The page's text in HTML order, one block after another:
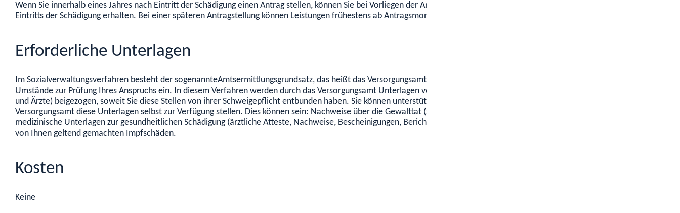
Wenn Sie innerhalb eines Jahres nach Eintritt der Schädigung einen Antrag stellen, können Sie bei Vorliegen der Anspruchsvoraussetzungen Leistungen ab dem Zeitpunkt des
Eintritts der Schädigung erhalten. Bei einer späteren Antragstellung können Leistungen frühestens ab Antragsmonat gewährt werden.
Erforderliche Unterlagen
Im Sozialverwaltungsverfahren besteht der sogenannteAmtsermittlungsgrundsatz, das heißt das Versorgungsamt leitet ein eigenes Verfahren zur Ermittlung der wesentlichen
Umstände zur Prüfung Ihres Anspruchs ein. In diesem Verfahren werden durch das Versorgungsamt Unterlagen von anderen Stellen (zum Beispiel Ihre behandelnden Ärztinnen
und Ärzte) beigezogen, soweit Sie diese Stellen von ihrer Schweigepflicht entbunden haben. Sie können unterstützen und Ihr Verfahren beschleunigen, indem Sie dem
Versorgungsamt diese Unterlagen selbst zur Verfügung stellen. Dies können sein: Nachweise über die Gewalttat (zum Beispiel Polizeiberichte, Gerichtsentscheidungen),
medizinische Unterlagen zur gesundheitlichen Schädigung (ärztliche Atteste, Nachweise, Bescheinigungen, Berichte). Bei Impfungen: Nachweise zu Ihrer Impfung sowie zu den
von Ihnen geltend gemachten Impfschäden.
Kosten
Keine